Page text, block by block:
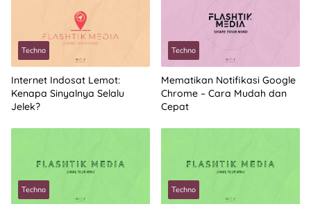
Techno
Internet Indosat Lemot:
Kenapa Sinyalnya Selalu
Jelek?
Techno
Mematikan Notifikasi Google
Chrome – Cara Mudah dan
Cepat
Techno Techno